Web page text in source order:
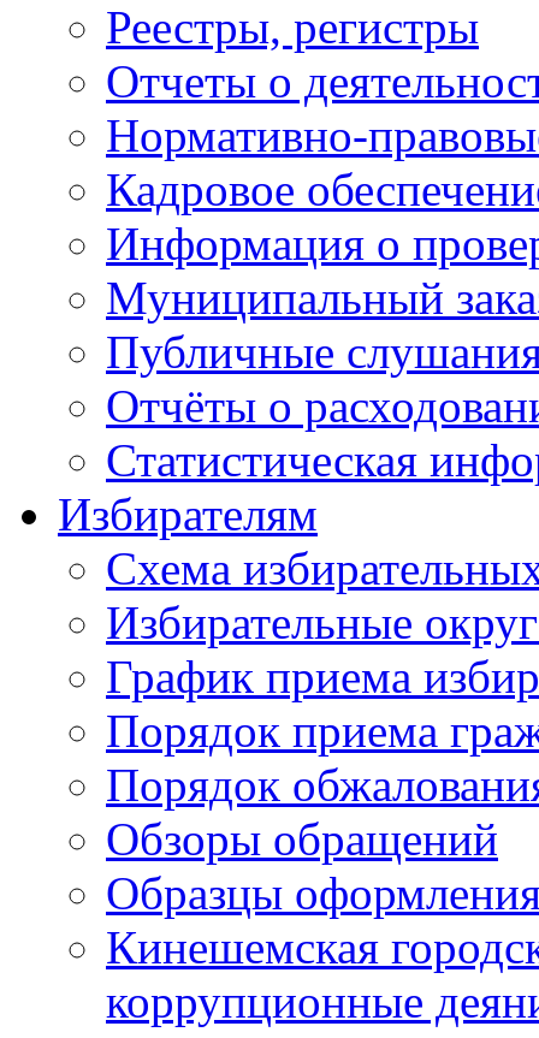
Реестры, регистры
Отчеты о
Нормативно-
Кадровое
Информация о
Муниципальный
Публичные
Отчёты о
Статистическая
Избирателям
Схема
Избирательные
График приема
Порядок приема
Порядок
Обзоры обращений
Образцы
Кинешемская
коррупционные